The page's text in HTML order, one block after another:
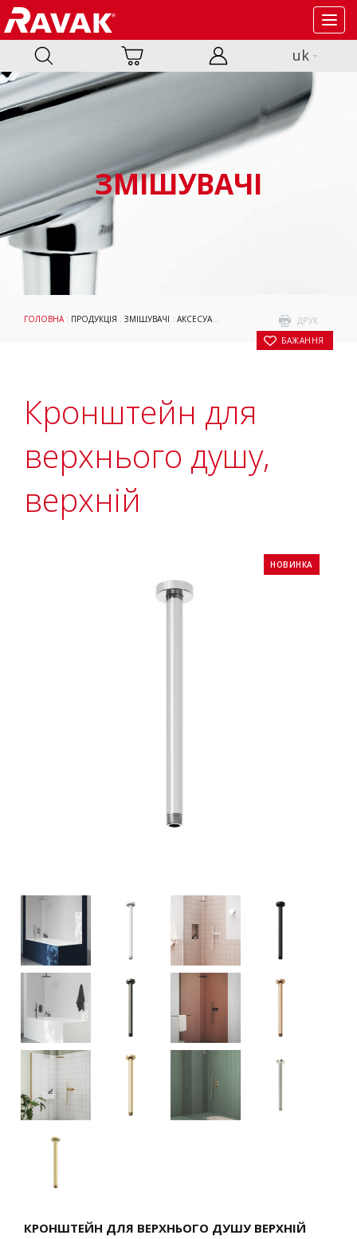
uk
ЗМІШУВАЧІ
ДРУК
БАЖАННЯ
ГОЛОВНА: ПРОДУКЦІЯ : ЗМІШУВАЧІ : АКСЕСУАРИ ДУШОВІ ТРИМАЧІ:
Кронштейн для
верхнього душу,
верхній
НОВИНКА
КРОНШТЕЙН ДЛЯ ВЕРХНЬОГО ДУШУ ВЕРХНІЙ